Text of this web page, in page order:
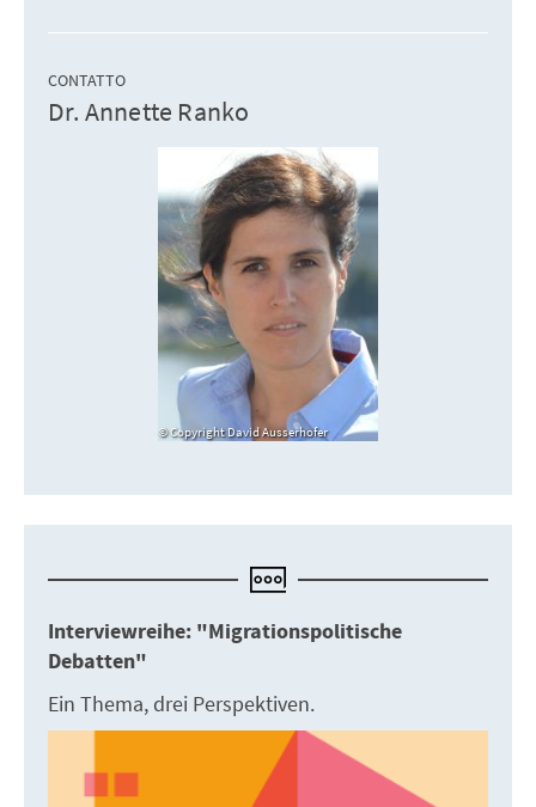
CONTATTO
Dr. Annette Ranko
Copyright David Ausserhofer
Interviewreihe: "Migrationspolitische
Debatten"
Ein Thema, drei Perspektiven.